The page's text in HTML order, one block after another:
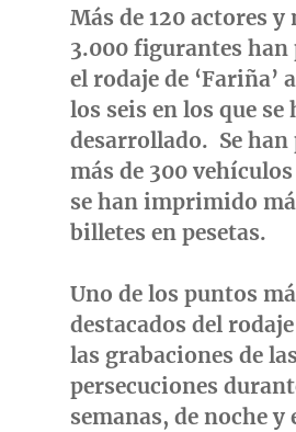
Más de 120 actores y
3.000 figurantes han
el rodaje de ‘Fariña’
los seis en los que se
desarrollado. Se han
más de 300 vehículos
se han imprimido
billetes en pesetas.
Uno delos puntos
destacados del
las grabaciones de las
persecuciones
semanas, de noche y